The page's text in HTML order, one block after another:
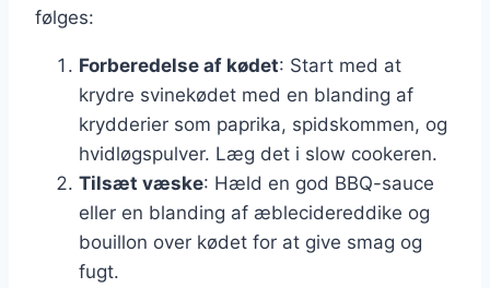
følges:
Forberedelse af kødet: Start med at
krydre svinekødet med en blanding af
krydderier som paprika, spidskommen, og
hvidløgspulver. Læg det i slow cookeren.
Tilsæt væske: Hæld en god BBQ-sauce
eller en blanding af æblecidereddike og
bouillon over kødet for at give smag og
fugt.